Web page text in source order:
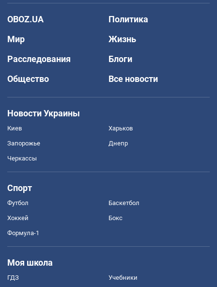
OBOZ.UA
Политика
Мир
Жизнь
Расследования
Блоги
Общество
Все новости
Новости Украины
Киев Харьков
Запорожье Днепр
Черкассы
Спорт
Футбол Баскетбол
Хоккей Бокс
Формула-1
Моя школа
ГДЗ Учебники